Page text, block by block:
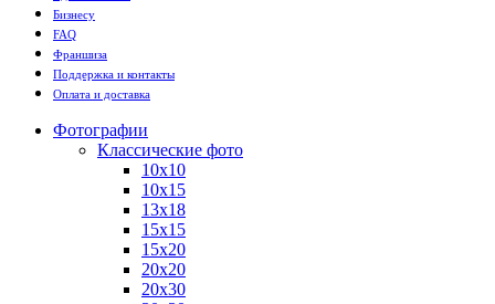
Бизнесу
FAQ
Франшиза
Поддержка и контакты
Оплата и доставка
Фотографии
Классические фото
10х10
10х15
13х18
15х15
15х20
20х20
20х30